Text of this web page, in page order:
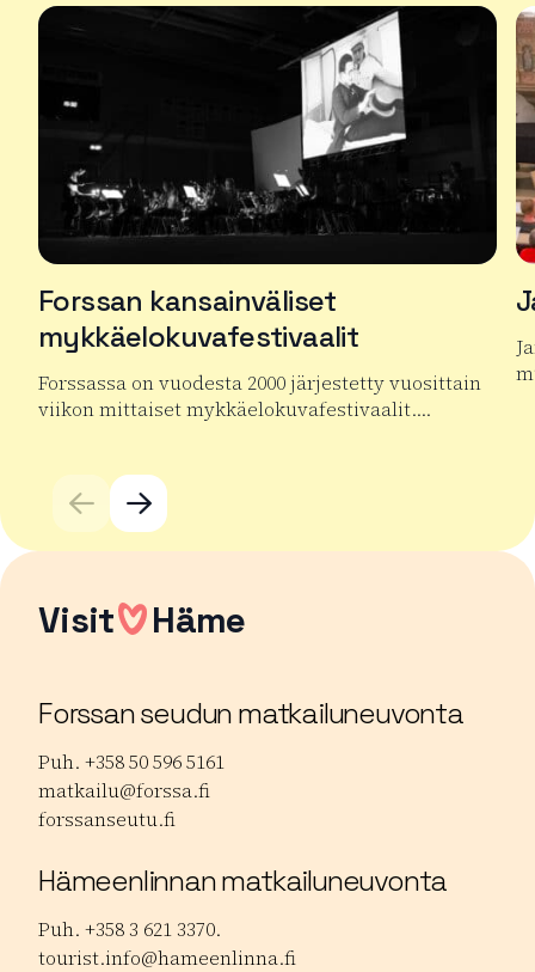
Forssan kansainväliset
mykkäelokuvafestivaalit
Forssassa on vuodesta 2000 järjestetty vuosittain
viikon mittaiset mykkäelokuvafestivaalit….
Visit Häme
Forssan seudun matkailuneuvonta
Puh. +358 50 596 5161
matkailu@forssa.fi
forssanseutu.fi
Hämeenlinnan matkailuneuvonta
Puh. +358 3 621 3370.
tourist.info@hameenlinna.fi